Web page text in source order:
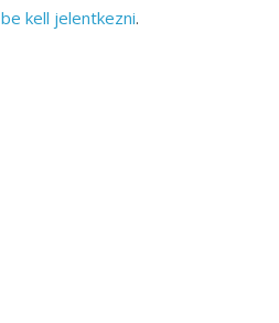
be kell jelentkezni.